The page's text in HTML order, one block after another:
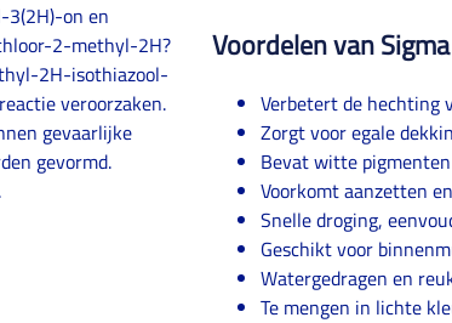
3(2H)-on en
2-methyl-2H?
2H-isothiazool-
veroorzaken.
gevaarlijke
gevormd.
Voordelen van
Verbetert de hechting
Zorgt voor egale
Bevat witte
Voorkomt aanzetten
Snelle droging,
Geschikt voor
Watergedragen en
Te mengen in lichte